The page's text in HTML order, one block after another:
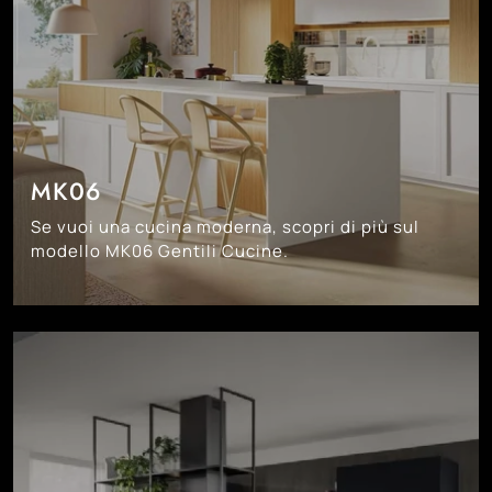
MK06
Se vuoi una cucina moderna, scopri di più sul
modello MK06 Gentili Cucine.